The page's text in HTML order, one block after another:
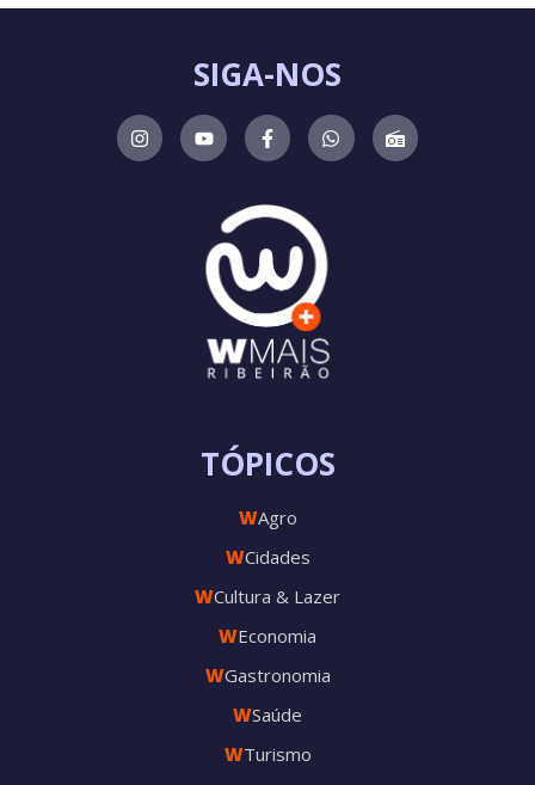
TÓPICOS
WAgro
WCidades
WCultura & Lazer
WEconomia
WGastronomia
WSaúde
WTurismo
SIGA-NOS